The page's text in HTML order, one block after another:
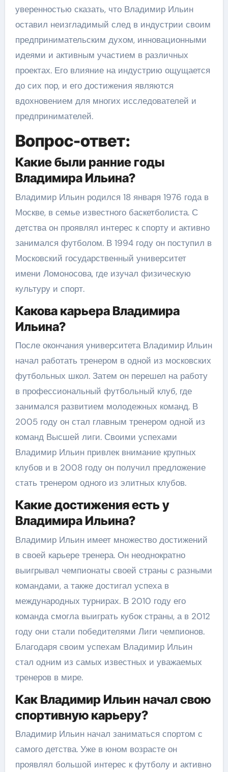
уверенностью сказать, что Владимир Ильин
оставил неизгладимый след в индустрии своим
предпринимательским духом, инновационными
идеями и активным участием в различных
проектах. Его влияние на индустрию ощущается
до сих пор, и его достижения являются
вдохновением для многих исследователей и
предпринимателей.
Вопрос-ответ:
Какие были ранние годы
Владимира Ильина?
Владимир Ильин родился 18 января 1976 года в
Москве, в семье известного баскетболиста. С
детства он проявлял интерес к спорту и активно
занимался футболом. В 1994 году он поступил в
Московский государственный университет
имени Ломоносова, где изучал физическую
культуру и спорт.
Какова карьера Владимира
Ильина?
После окончания университета Владимир Ильин
начал работать тренером в одной из московских
футбольных школ. Затем он перешел на работу
в профессиональный футбольный клуб, где
занимался развитием молодежных команд. В
2005 году он стал главным тренером одной из
команд Высшей лиги. Своими успехами
Владимир Ильин привлек внимание крупных
клубов и в 2008 году он получил предложение
стать тренером одного из элитных клубов.
Какие достижения есть у
Владимира Ильина?
Владимир Ильин имеет множество достижений
в своей карьере тренера. Он неоднократно
выигрывал чемпионаты своей страны с разными
командами, а также достигал успеха в
международных турнирах. В 2010 году его
команда смогла выиграть кубок страны, а в 2012
году они стали победителями Лиги чемпионов.
Благодаря своим успехам Владимир Ильин
стал одним из самых известных и уважаемых
тренеров в мире.
Как Владимир Ильин начал свою
спортивную карьеру?
Владимир Ильин начал заниматься спортом с
самого детства. Уже в юном возрасте он
проявлял большой интерес к футболу и активно